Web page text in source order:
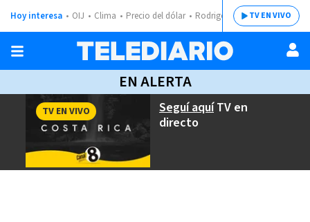
Hoy interesa OIJ Clima Precio del dólar Rodrigo ChavesTV EN VIVO
EN ALERTA
Seguí aquíTV en
directo
TV EN VIVO